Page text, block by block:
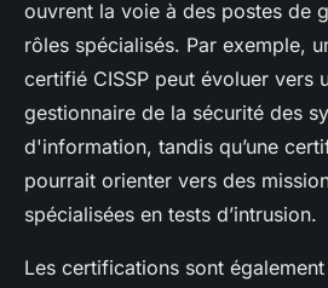
ouvrent la voie à des postes de
rôles spécialisés. Par exemple,
certifié CISSP peut évoluer vers
gestionnaire de la sécurité des
d'information, tandis qu’une
pourrait orienter vers des
spécialisées en tests d’intrusion.
Les certifications sont